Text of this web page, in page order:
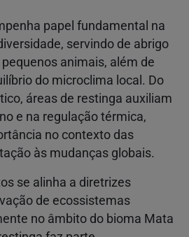
papel fundamental na
servindo de abrigo
animais, além de
do microclima local. Do
áreas de restinga auxiliam
e na regulação térmica,
no contexto das
às mudanças globais.
se alinha a diretrizes
de ecossistemas
no âmbito do bioma Mata